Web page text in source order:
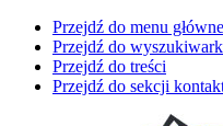
Przejdź do menu
Przejdź do
Przejdź do treści
Przejdź do sekcji